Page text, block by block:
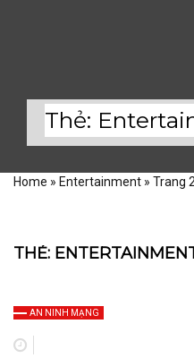
Thẻ:
Home » Entertainment » Trang 2
THẺ:
AN NINH MẠNG